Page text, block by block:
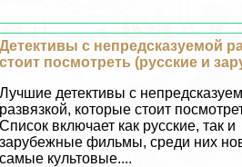
Детективы с непредсказуемой
стоит посмотреть (русские и
Лучшие детективы с
развязкой, которые стоит
Список включает как русские, так и
зарубежные фильмы, среди них
самые культовые....